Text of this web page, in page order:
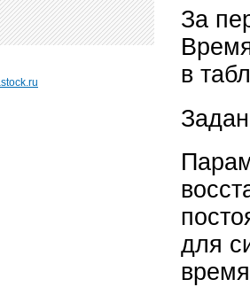
За
в
для